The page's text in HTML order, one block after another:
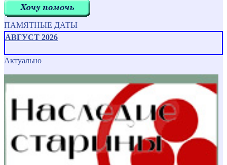
ПАМЯТНЫЕ ДАТЫ
АВГУСТ 2026
Актуально